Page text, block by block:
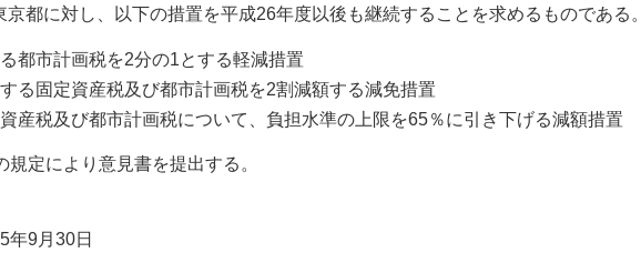
都に対し、以下の措置を平成26年度以後も継続することを求めるものである。
都市計画税を2分の1とする軽減措置
る固定資産税及び都市計画税を2割減額する減免措置
税及び都市計画税について、負担水準の上限を65％に引き下げる減額措置
定により意見書を提出する。
30日